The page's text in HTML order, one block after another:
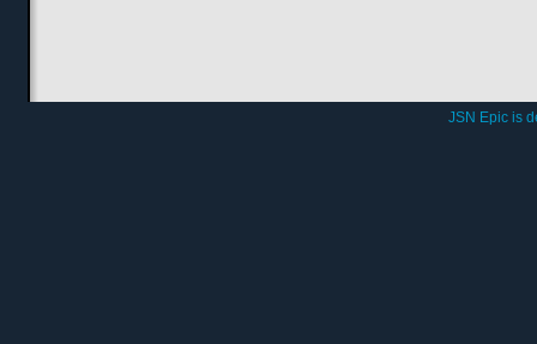
JSN Epic is